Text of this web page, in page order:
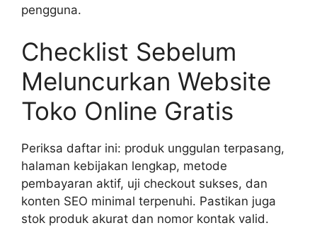
pengguna.
Checklist Sebelum
Meluncurkan Website
Toko Online Gratis
Periksa daftar ini: produk unggulan terpasang,
halaman kebijakan lengkap, metode
pembayaran aktif, uji checkout sukses, dan
konten SEO minimal terpenuhi. Pastikan juga
stok produk akurat dan nomor kontak valid.